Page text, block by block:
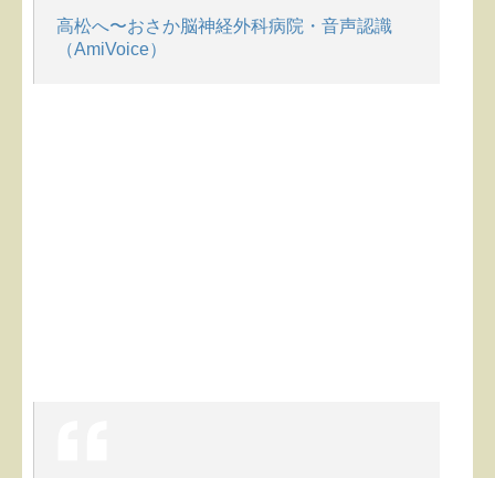
高松へ〜おさか脳神経外科病院・音声認識
（AmiVoice）